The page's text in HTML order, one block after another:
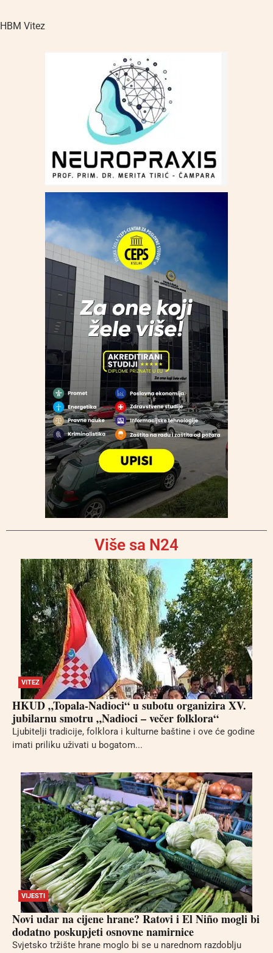
HBM Vitez
Više sa N24
VITEZ
HKUD „Topala-Nadioci“ u subotu organizira XV.
jubilarnu smotru „Nadioci – večer folklora“
Ljubitelji tradicije, folklora i kulturne baštine i ove će godine
imati priliku uživati u bogatom...
VIJESTI
Novi udar na cijene hrane? Ratovi i El Niño mogli bi
dodatno poskupjeti osnovne namirnice
Svjetsko tržište hrane moglo bi se u narednom razdoblju